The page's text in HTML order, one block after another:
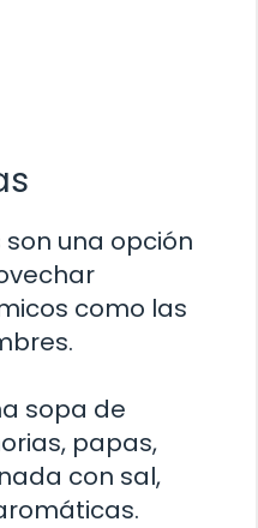
una opción
como las
sopa de
papas,
con sal,